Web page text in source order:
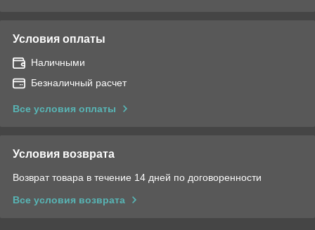
Условия оплаты
Наличными
Безналичный расчет
Все условия оплаты
Условия возврата
Возврат товара в течение 14 дней по договоренности
Все условия возврата